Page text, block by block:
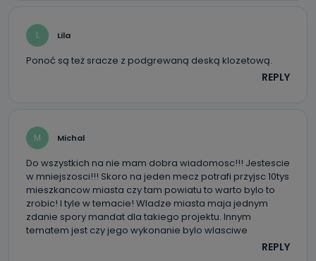
L Lila
Ponoć są też sracze z podgrewaną deską klozetową.
REPLY
M Michal
Do wszystkich na nie mam dobra wiadomosc!!! Jestescie
w mniejszosci!!! Skoro na jeden mecz potrafi przyjsc 10tys
mieszkancow miasta czy tam powiatu to warto bylo to
zrobic! I tyle w temacie! Wladze miasta maja jednym
zdanie spory mandat dla takiego projektu. Innym
tematem jest czy jego wykonanie bylo wlasciwe
REPLY